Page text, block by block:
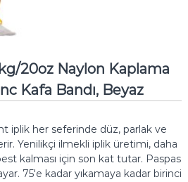
20oz Naylon Kaplama
Kafa Bandı, Beyaz
iplik her seferinde düz, parlak ve
Yenilikçi ilmekli iplik üretimi, daha
kalması için son kat tutar. Paspas
75'e kadar yıkamaya kadar birinci